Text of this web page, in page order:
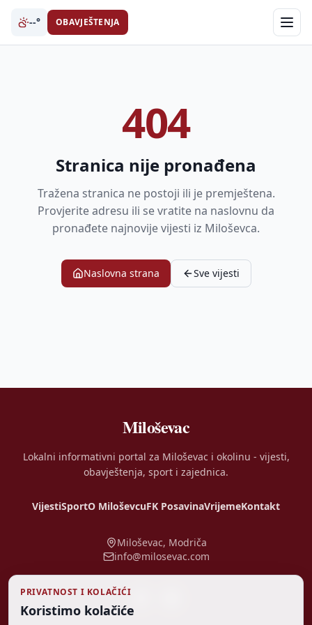
--° OBAVJEŠTENJA
404
Stranica nije pronađena
Tražena stranica ne postoji ili je premještena.
Provjerite adresu ili se vratite na naslovnu da
pronađete najnovije vijesti iz Miloševca.
Naslovna strana Sve vijesti
Miloševac
Lokalni informativni portal za Miloševac i okolinu - vijesti,
obavještenja, sport i zajednica.
VijestiSportO MiloševcuFK PosavinaVrijemeKontakt
Miloševac, Modriča
info@milosevac.com
PRIVATNOST I KOLAČIĆI
Koristimo kolačiće